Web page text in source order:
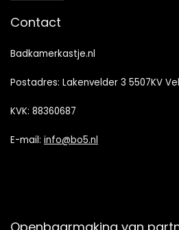
Contact
Badkamerkastje.nl
Postadres: Lakenvelder 3 5507KV
KVK: 88360687
E-mail: info@bo5.nl